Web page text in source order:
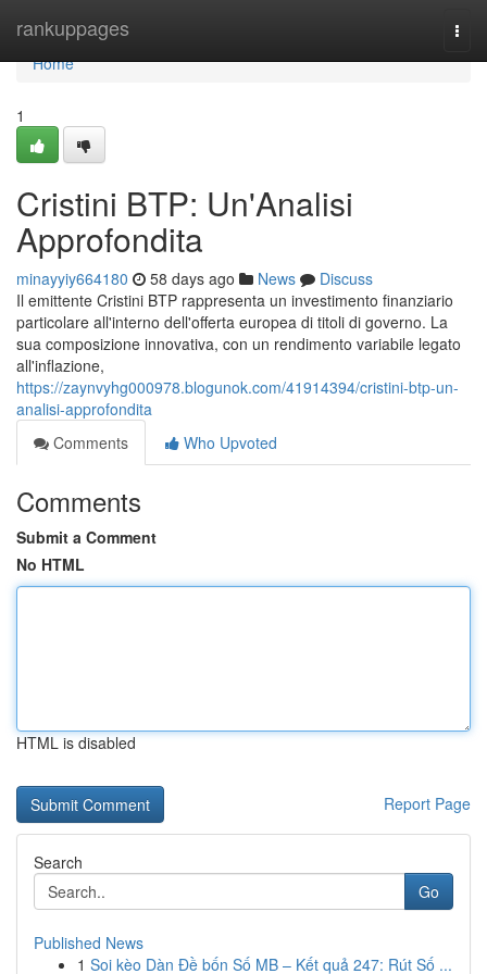
rankuppages
Home
Home
1
Cristini BTP: Un'Analisi
Approfondita
minayyiy664180 58 days ago News
Discuss
Il emittente Cristini BTP rappresenta un investimento finanziario
particolare all'interno dell'offerta europea di titoli di governo. La
sua composizione innovativa, con un rendimento variabile legato
all'inflazione,
https://zaynvyhg000978.blogunok.com/41914394/cristini-btp-un-
analisi-approfondita
Comments
Who Upvoted
Comments
Submit a Comment
No HTML
HTML is disabled
Report Page
Search
Go
Published News
1 Soi kèo Dàn Đề bốn Số MB – Kết quả 247: Rút Số ...